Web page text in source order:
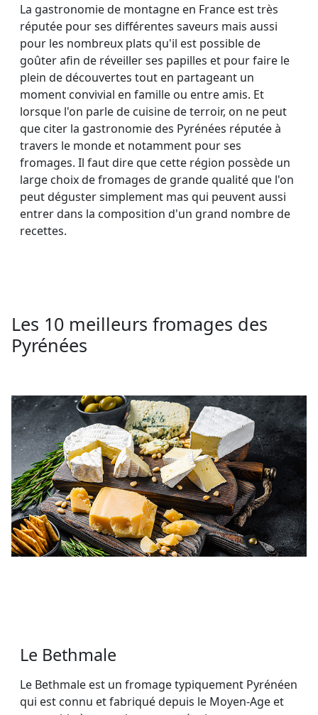
La gastronomie de montagne en France est très
réputée pour ses différentes saveurs mais aussi
pour les nombreux plats qu'il est possible de
goûter afin de réveiller ses papilles et pour faire le
plein de découvertes tout en partageant un
moment convivial en famille ou entre amis. Et
lorsque l'on parle de cuisine de terroir, on ne peut
que citer la gastronomie des Pyrénées réputée à
travers le monde et notamment pour ses
fromages. Il faut dire que cette région possède un
large choix de fromages de grande qualité que l'on
peut déguster simplement mas qui peuvent aussi
entrer dans la composition d'un grand nombre de
recettes.
Les 10 meilleurs fromages des
Pyrénées
Le Bethmale
Le Bethmale est un fromage typiquement Pyrénéen
qui est connu et fabriqué depuis le Moyen-Age et